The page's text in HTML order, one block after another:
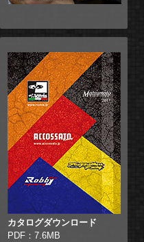
カタログダウンロード
PDF：7.6MB